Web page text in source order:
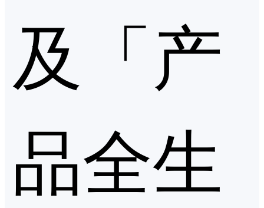
及「产
品全生